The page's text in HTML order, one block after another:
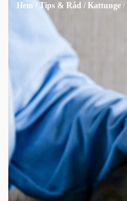
Hem / Tips & Råd /Kattunge /